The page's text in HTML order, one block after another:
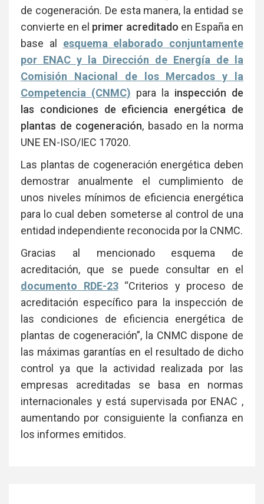
de cogeneración. De esta manera, la entidad se
convierte en el primer acreditado en España en
base al esquema elaborado conjuntamente
por ENAC y la Dirección de Energía de la
Comisión Nacional de los Mercados y la
Competencia (CNMC) para la inspección de
las condiciones de eficiencia energética de
plantas de cogeneración, basado en la norma
UNE EN-ISO/IEC 17020.
Las plantas de cogeneración energética deben
demostrar anualmente el cumplimiento de
unos niveles mínimos de eficiencia energética
para lo cual deben someterse al control de una
entidad independiente reconocida por la CNMC.
Gracias al mencionado esquema de
acreditación, que se puede consultar en el
documento RDE-23“Criterios y proceso de
acreditación específico para la inspección de
las condiciones de eficiencia energética de
plantas de cogeneración”, la CNMC dispone de
las máximas garantías en el resultado de dicho
control ya que la actividad realizada por las
empresas acreditadas se basa en normas
internacionales y está supervisada por ENAC ,
aumentando por consiguiente la confianza en
los informes emitidos.